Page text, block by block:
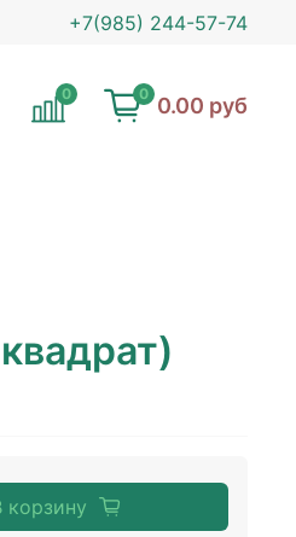
+7(985) 244-57-74
0 0 0.00 руб
корзину